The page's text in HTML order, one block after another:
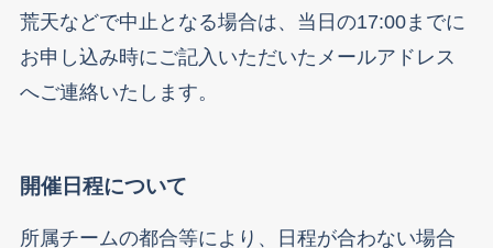
荒天などで中止となる場合は、当日の17:00までに
お申し込み時にご記入いただいたメールアドレス
へご連絡いたします。
開催日程について
所属チームの都合等により、日程が合わない場合